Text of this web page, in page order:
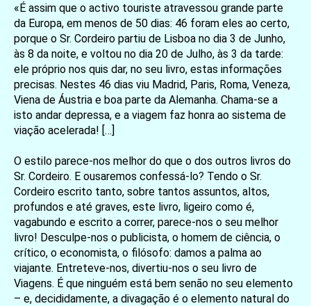
«É assim que o activo touriste atravessou grande parte
da Europa, em menos de 50 dias: 46 foram eles ao certo,
porque o Sr. Cordeiro partiu de Lisboa no dia 3 de Junho,
às 8 da noite, e voltou no dia 20 de Julho, às 3 da tarde:
ele próprio nos quis dar, no seu livro, estas informações
precisas. Nestes 46 dias viu Madrid, Paris, Roma, Veneza,
Viena de Áustria e boa parte da Alemanha. Chama‑se a
isto andar depressa, e a viagem faz honra ao sistema de
viação acelerada! […]
O estilo parece‑nos melhor do que o dos outros livros do
Sr. Cordeiro. E ousaremos confessá‑lo? Tendo o Sr.
Cordeiro escrito tanto, sobre tantos assuntos, altos,
profundos e até graves, este livro, ligeiro como é,
vagabundo e escrito a correr, parece‑nos o seu melhor
livro! Desculpe‑nos o publicista, o homem de ciência, o
crítico, o economista, o filósofo: damos a palma ao
viajante. Entreteve‑nos, divertiu‑nos o seu livro de
Viagens. É que ninguém está bem senão no seu elemento
– e, decididamente, a divagação é o elemento natural do